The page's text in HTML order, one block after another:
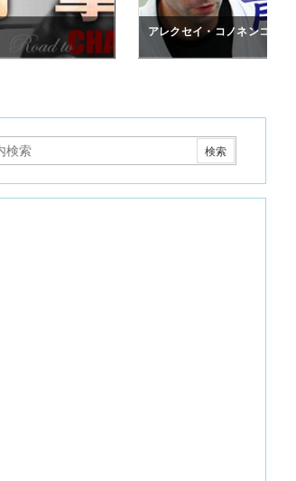
アレクセイ・コノネンコ「